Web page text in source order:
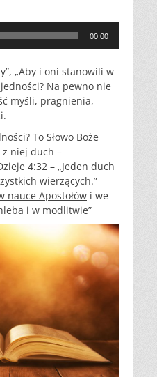
00:00
„Aby i oni stanowili w
? Na pewno nie
myśli, pragnienia,
To Słowo Boże
niej duch –
4:32 – „Jeden duch
wierzących.”
nauce Apostołów i we
i w modlitwie”